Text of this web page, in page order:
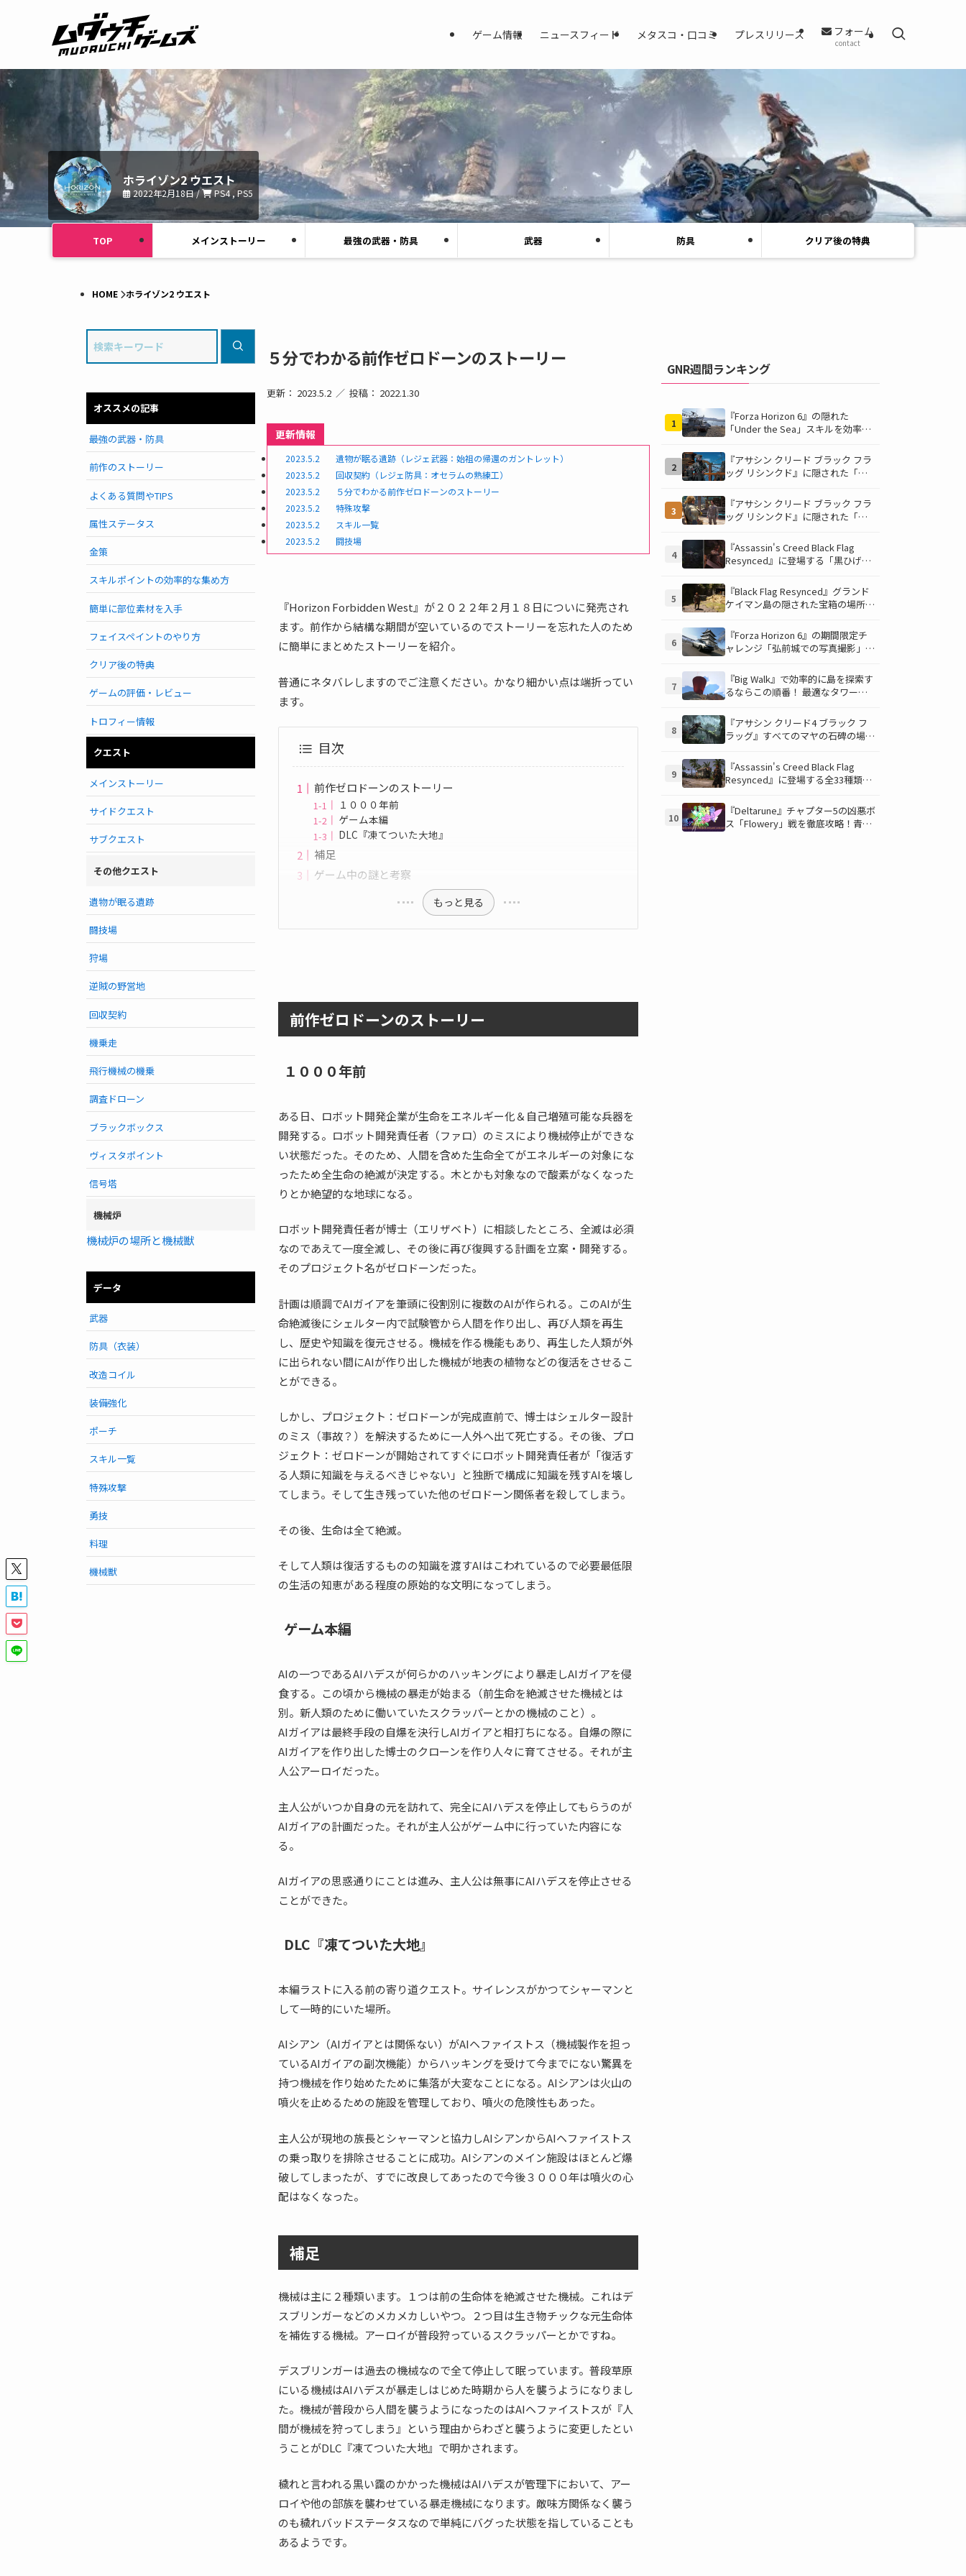
ゲーム情報 ニュースフィード メタスコ・口コミ プレスリリース フォーム
contact
ホライゾン2 ウエスト
2022年2月18日 / PS4 , PS5
TOP メインストーリー 最強の武器・防具 武器 防具 クリア後の特典
HOME ホライゾン2 ウエスト
５分でわかる前作ゼロドーンのストーリー
更新： 2023.5.2 投稿： 2022.1.30
更新情報
2023.5.2
遺物が眠る遺跡（レジェ武器：始祖の帰還のガントレット）
2023.5.2
回収契約（レジェ防具：オセラムの熟練工）
2023.5.2
５分でわかる前作ゼロドーンのストーリー
2023.5.2
特殊攻撃
2023.5.2
スキル一覧
2023.5.2
闘技場
『Horizon Forbidden West』が２０２２年２月１８日についに発売され
ます。前作から結構な期間が空いているのでストーリーを忘れた人のため
に簡単にまとめたストーリーを紹介。
普通にネタバレしますのでご注意ください。かなり細かい点は端折ってい
ます。
目次
前作ゼロドーンのストーリー
１０００年前
ゲーム本編
DLC『凍てついた大地』
補足
ゲーム中の謎と考察
もっと見る
前作ゼロドーンのストーリー
１０００年前
ある日、ロボット開発企業が生命をエネルギー化＆自己増殖可能な兵器を
開発する。ロボット開発責任者（ファロ）のミスにより機械停止ができな
い状態だった。そのため、人間を含めた生命全てがエネルギーの対象にな
ったため全生命の絶滅が決定する。木とかも対象なので酸素がなくなった
りとか絶望的な地球になる。
ロボット開発責任者が博士（エリザベト）に相談したところ、全滅は必須
なのであえて一度全滅し、その後に再び復興する計画を立案・開発する。
そのプロジェクト名がゼロドーンだった。
計画は順調でAIガイアを筆頭に役割別に複数のAIが作られる。このAIが生
命絶滅後にシェルター内で試験管から人間を作り出し、再び人類を再生
し、歴史や知識を復元させる。機械を作る機能もあり、再生した人類が外
に出られない間にAIが作り出した機械が地表の植物などの復活をさせるこ
とができる。
しかし、プロジェクト：ゼロドーンが完成直前で、博士はシェルター設計
のミス（事故？）を解決するために一人外へ出て死亡する。その後、プロ
ジェクト：ゼロドーンが開始されてすぐにロボット開発責任者が「復活す
る人類に知識を与えるべきじゃない」と独断で構成に知識を残すAIを壊し
てしまう。そして生き残っていた他のゼロドーン関係者を殺してしまう。
その後、生命は全て絶滅。
そして人類は復活するものの知識を渡すAIはこわれているので必要最低限
の生活の知恵がある程度の原始的な文明になってしまう。
ゲーム本編
AIの一つであるAIハデスが何らかのハッキングにより暴走しAIガイアを侵
食する。この頃から機械の暴走が始まる（前生命を絶滅させた機械とは
別。新人類のために働いていたスクラッパーとかの機械のこと）。
AIガイアは最終手段の自爆を決行しAIガイアと相打ちになる。自爆の際に
AIガイアを作り出した博士のクローンを作り人々に育てさせる。それが主
人公アーロイだった。
主人公がいつか自身の元を訪れて、完全にAIハデスを停止してもらうのが
AIガイアの計画だった。それが主人公がゲーム中に行っていた内容にな
る。
AIガイアの思惑通りにことは進み、主人公は無事にAIハデスを停止させる
ことができた。
DLC『凍てついた大地』
本編ラストに入る前の寄り道クエスト。サイレンスがかつてシャーマンと
して一時的にいた場所。
AIシアン（AIガイアとは関係ない）がAIヘファイストス（機械製作を担っ
ているAIガイアの副次機能）からハッキングを受けて今までにない驚異を
持つ機械を作り始めたために集落が大変なことになる。AIシアンは火山の
噴火を止めるための施設を管理しており、噴火の危険性もあった。
主人公が現地の族長とシャーマンと協力しAIシアンからAIヘファイストス
の乗っ取りを排除させることに成功。AIシアンのメイン施設はほとんど爆
破してしまったが、すでに改良してあったので今後３０００年は噴火の心
配はなくなった。
補足
機械は主に２種類います。１つは前の生命体を絶滅させた機械。これはデ
スブリンガーなどのメカメカしいやつ。２つ目は生き物チックな元生命体
を補佐する機械。アーロイが普段狩っているスクラッパーとかですね。
デスブリンガーは過去の機械なので全て停止して眠っています。普段草原
にいる機械はAIハデスが暴走しはじめた時期から人を襲うようになりまし
た。機械が普段から人間を襲うようになったのはAIヘファイストスが『人
間が機械を狩ってしまう』という理由からわざと襲うように変更したとい
うことがDLC『凍てついた大地』で明かされます。
穢れと言われる黒い靄のかかった機械はAIハデスが管理下において、アー
ロイや他の部族を襲わせている暴走機械になります。敵味方関係なく襲う
のも穢れバッドステータスなので単純にバグった状態を指していることも
あるようです。
オススメの記事
最強の武器・防具
前作のストーリー
よくある質問やTIPS
属性ステータス
金策
スキルポイントの効率的な集め方
簡単に部位素材を入手
フェイスペイントのやり方
クリア後の特典
ゲームの評価・レビュー
トロフィー情報
クエスト
メインストーリー
サイドクエスト
サブクエスト
その他クエスト
遺物が眠る遺跡
闘技場
狩場
逆賊の野営地
回収契約
機乗走
飛行機械の機乗
調査ドローン
ブラックボックス
ヴィスタポイント
信号塔
機械炉
機械炉の場所と機械獣
データ
武器
防具（衣装）
改造コイル
装備強化
ポーチ
スキル一覧
特殊攻撃
勇技
料理
機械獣
GNR週間ランキング
1
『Forza Horizon 6』の隠れた
「Under the Sea」スキルを効率的
の鍵は伊東の海藻養殖場にあり！
2
『アサシン クリード ブラック フラ
ッグ リシンクド』に隠された「黒
底洞窟の危険を乗り越え、伝説の報
酬を手に入れよう
3
『アサシン クリード ブラック フラ
ッグ リシンクド』に隠された「修
説！伝説のアイテムや新衣装を手に
入れるための「地図の断片」入手方
法と修復のコツを紹介！
4
『Assassin's Creed Black Flag
Resynced』に登場する「黒ひげの
説！隠された財宝を見つけよう！
5
『Black Flag Resynced』グランド
ケイマン島の隠された宝箱の場所を
ト」でしか到達できないお宝も明ら
かに
6
『Forza Horizon 6』の期間限定チ
ャレンジ「弘前城での写真撮影」攻
で日本の名城を駆け巡り、特別な報
酬を手に入れよう！
7
『Big Walk』で効率的に島を探索す
るならこの順番！ 最適なタワー攻
について解説
8
『アサシン クリード4 ブラック フ
ラッグ』すべてのマヤの石碑の場所
ヤの衣装を入手して海賊ライフを有
利に進めよう！
9
『Assassin's Creed Black Flag
Resynced』に登場する全33種類の
イルを自由にカスタマイズ！
10
『Deltarune』チャプター5の凶悪ボ
ス「Flowery」戦を徹底攻略！青い